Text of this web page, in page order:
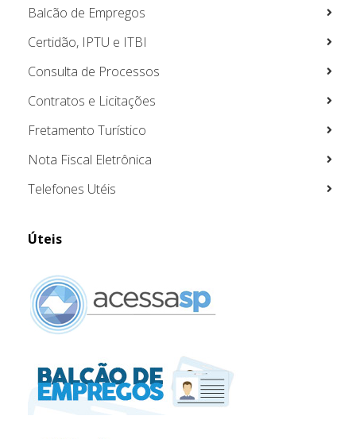
Balcão de Empregos
Certidão, IPTU e ITBI
Consulta de Processos
Contratos e Licitações
Fretamento Turístico
Nota Fiscal Eletrônica
Telefones Utéis
Úteis